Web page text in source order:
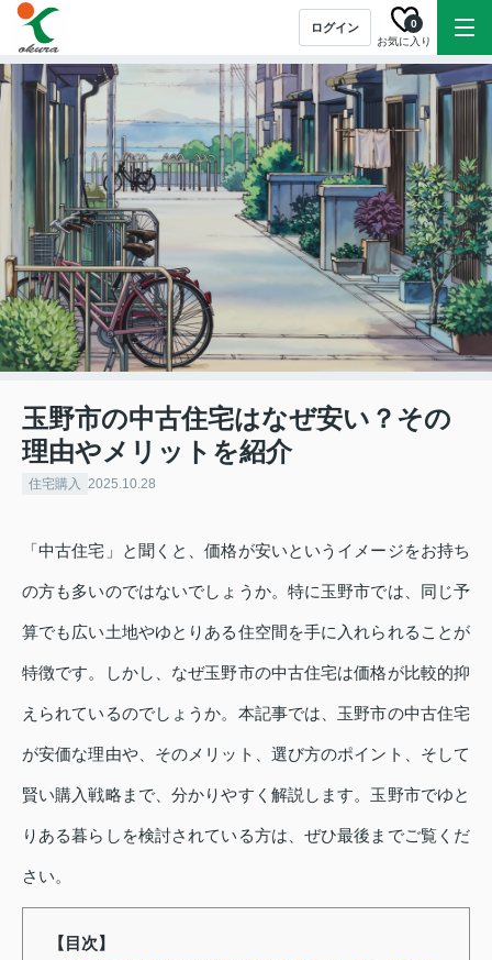
ログイン
お気に入り
0
玉野市の中古住宅はなぜ安い？その
理由やメリットを紹介
住宅購入 2025.10.28
「中古住宅」と聞くと、価格が安いというイメージをお持ち
の方も多いのではないでしょうか。特に玉野市では、同じ予
算でも広い土地やゆとりある住空間を手に入れられることが
特徴です。しかし、なぜ玉野市の中古住宅は価格が比較的抑
えられているのでしょうか。本記事では、玉野市の中古住宅
が安価な理由や、そのメリット、選び方のポイント、そして
賢い購入戦略まで、分かりやすく解説します。玉野市でゆと
りある暮らしを検討されている方は、ぜひ最後までご覧くだ
さい。
【目次】